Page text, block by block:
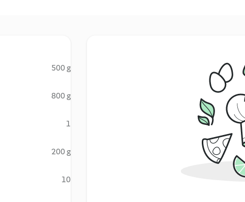
500 g
800 g
1
200 g
10